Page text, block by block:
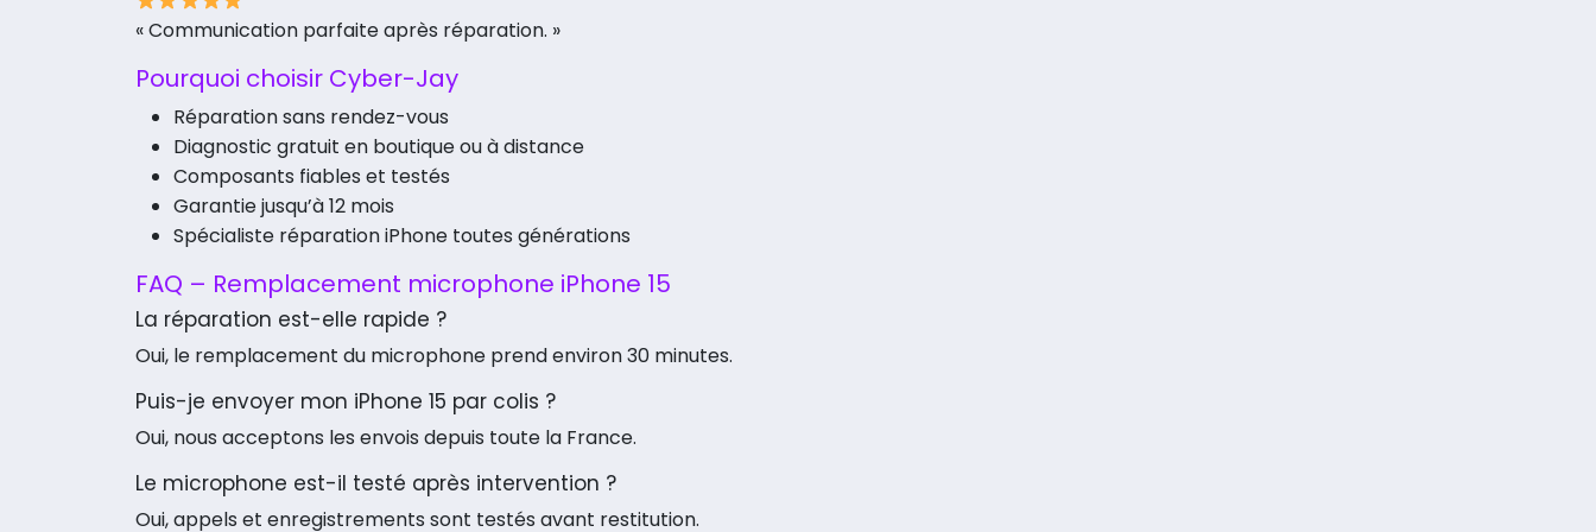
« Communication parfaite après réparation. »
Pourquoi choisir Cyber-Jay
Réparation sans rendez-vous
Diagnostic gratuit en boutique ou à distance
Composants fiables et testés
Garantie jusqu’à 12 mois
Spécialiste réparation iPhone toutes générations
FAQ – Remplacement microphone iPhone 15
La réparation est-elle rapide ?
Oui, le remplacement du microphone prend environ 30 minutes.
Puis-je envoyer mon iPhone 15 par colis ?
Oui, nous acceptons les envois depuis toute la France.
Le microphone est-il testé après intervention ?
Oui, appels et enregistrements sont testés avant restitution.